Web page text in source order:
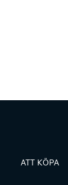
ATT KÖPA